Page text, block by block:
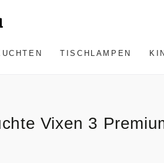
TISCHLAMPEN
Vixen 3